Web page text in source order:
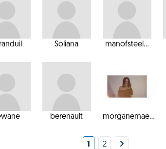
Soliana manofsteel...
berenault morganemae...
1 2